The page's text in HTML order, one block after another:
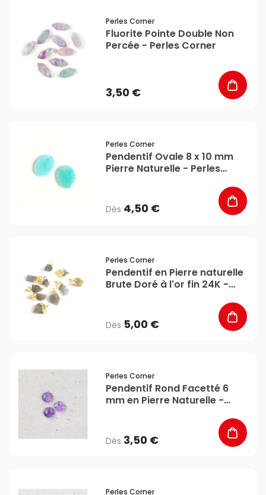
Perles Corner
Fluorite Pointe Double Non
Percée - Perles Corner
3,50 €
Perles Corner
Pendentif Ovale 8 x 10 mm
Pierre Naturelle - Perles
Dès 4,50 €
Perles Corner
Pendentif en Pierre naturelle
Brute Doré à l'or fin 24K -
Dès 5,00 €
Perles Corner
Pendentif Rond Facetté 6
mm en Pierre Naturelle -
Dès 3,50 €
Perles Corner